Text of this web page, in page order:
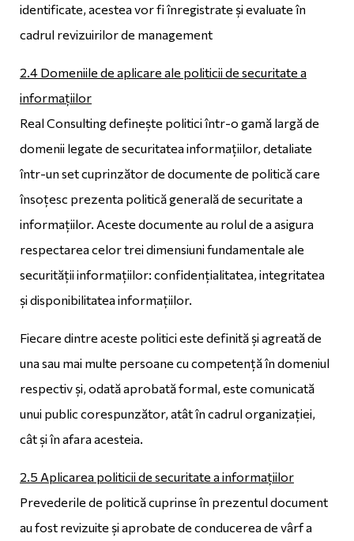
identificate, acestea vor fi înregistrate și evaluate în
cadrul revizuirilor de management
2.4 Domeniile de aplicare ale politicii de securitate a
informațiilor
Real Consulting definește politici într-o gamă largă de
domenii legate de securitatea informațiilor, detaliate
într-un set cuprinzător de documente de politică care
însoțesc prezenta politică generală de securitate a
informațiilor. Aceste documente au rolul de a asigura
respectarea celor trei dimensiuni fundamentale ale
securității informațiilor: confidențialitatea, integritatea
și disponibilitatea informațiilor.
Fiecare dintre aceste politici este definită și agreată de
una sau mai multe persoane cu competență în domeniul
respectiv și, odată aprobată formal, este comunicată
unui public corespunzător, atât în cadrul organizației,
cât și în afara acesteia.
2.5 Aplicarea politicii de securitate a informațiilor
Prevederile de politică cuprinse în prezentul document
au fost revizuite și aprobate de conducerea de vârf a